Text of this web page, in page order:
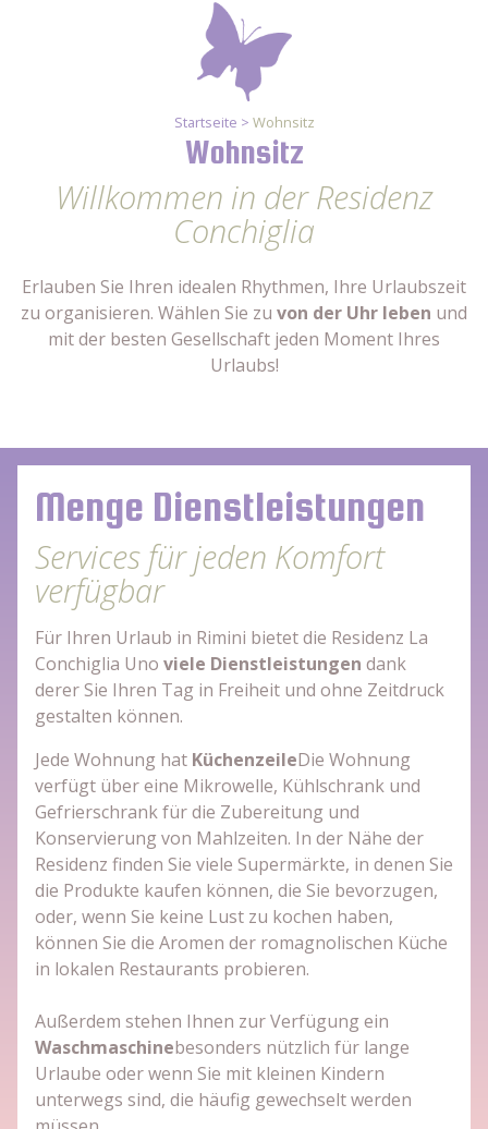
Startseite > Wohnsitz
Wohnsitz
Willkommen in der Residenz
Conchiglia
Erlauben Sie Ihren idealen Rhythmen, Ihre Urlaubszeit
zu organisieren. Wählen Sie zu von der Uhr leben und
mit der besten Gesellschaft jeden Moment Ihres
Urlaubs!
Menge Dienstleistungen
Services für jeden Komfort
verfügbar
Für Ihren Urlaub in Rimini bietet die Residenz La
Conchiglia Uno viele Dienstleistungen dank
derer Sie Ihren Tag in Freiheit und ohne Zeitdruck
gestalten können.
Jede Wohnung hat KüchenzeileDie Wohnung
verfügt über eine Mikrowelle, Kühlschrank und
Gefrierschrank für die Zubereitung und
Konservierung von Mahlzeiten. In der Nähe der
Residenz finden Sie viele Supermärkte, in denen Sie
die Produkte kaufen können, die Sie bevorzugen,
oder, wenn Sie keine Lust zu kochen haben,
können Sie die Aromen der romagnolischen Küche
in lokalen Restaurants probieren.
Außerdem stehen Ihnen zur Verfügung ein
Waschmaschinebesonders nützlich für lange
Urlaube oder wenn Sie mit kleinen Kindern
unterwegs sind, die häufig gewechselt werden